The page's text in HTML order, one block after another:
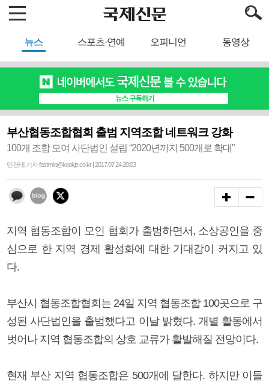
뉴스 스포츠·연예 오피니언 동영상
부산협동조합협회 출범 지역조합 네트워크 강화
100개 조합 모여 사단법인 설립 “2020년까지 500개로 확대”
민건태 기자 fastmkt@kookje.co.kr | 2017.07.24 20:03
지역 협동조합이 모인 협회가 출범하면서, 소상공인을 중
심으로 한 지역 경제 활성화에 대한 기대감이 커지고 있
다.
부산시 협동조합협회는 24일 지역 협동조합 100곳으로 구
성된 사단법인을 출범했다고 이날 밝혔다. 개별 활동에서
벗어나 지역 협동조합의 상호 교류가 활발해질 전망이다.
현재 부산 지역 협동조합은 500개에 달한다. 하지만 이들